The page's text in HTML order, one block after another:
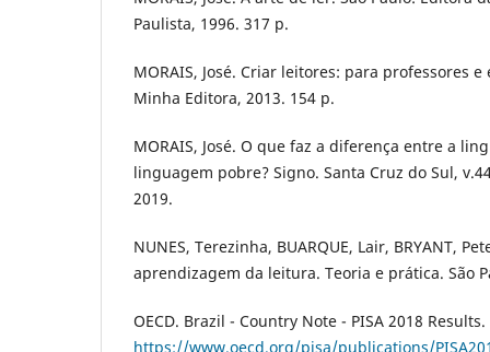
Paulista, 1996. 317 p.
MORAIS, José. Criar leitores: para professores
Minha Editora, 2013. 154 p.
MORAIS, José. O que faz a diferença entre a
linguagem pobre? Signo. Santa Cruz do Sul,
2019.
NUNES, Terezinha, BUARQUE, Lair, BRYANT,
aprendizagem da leitura. Teoria e prática. São
OECD. Brazil - Country Note - PISA 2018
https://www.oecd.org/pisa/publications/